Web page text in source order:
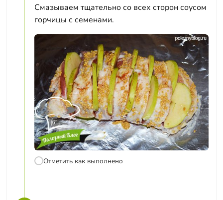
Смазываем тщательно со всех сторон соусом
горчицы с семенами.
Отметить как выполнено